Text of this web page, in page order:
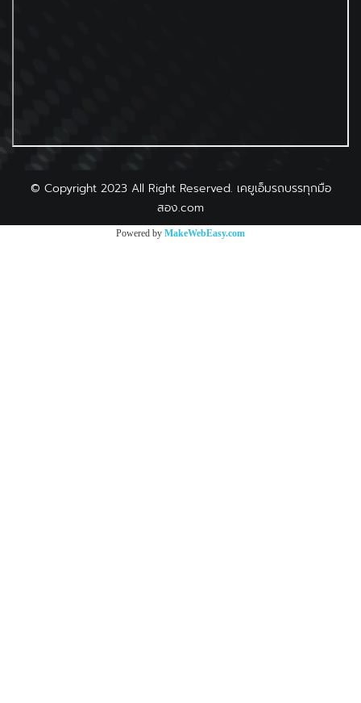
© Copyright 2023 All Right Reserved. เคยูเอ็มรถบรรทุกมือ
สอง.com
Powered by MakeWebEasy.com